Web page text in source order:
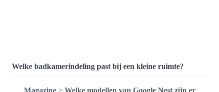
Welke badkamerindeling past bij een kleine ruimte?